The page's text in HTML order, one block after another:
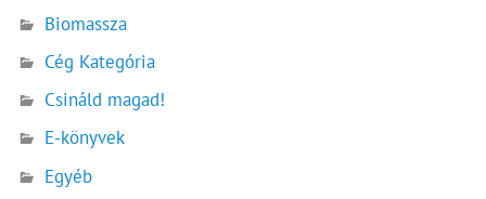
Biomassza
Cég Kategória
Csináld magad!
E-könyvek
Egyéb